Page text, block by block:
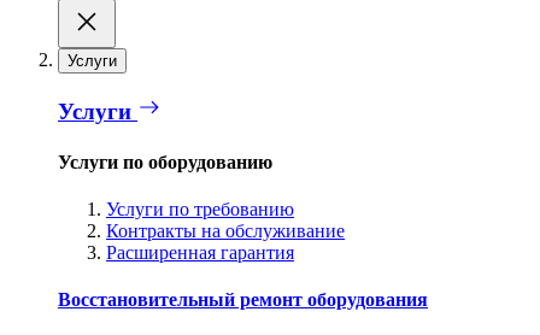
Услуги
Услуги
Услуги по оборудованию
Услуги по требованию
Контракты на обслуживание
Расширенная гарантия
Восстановительный ремонт оборудования